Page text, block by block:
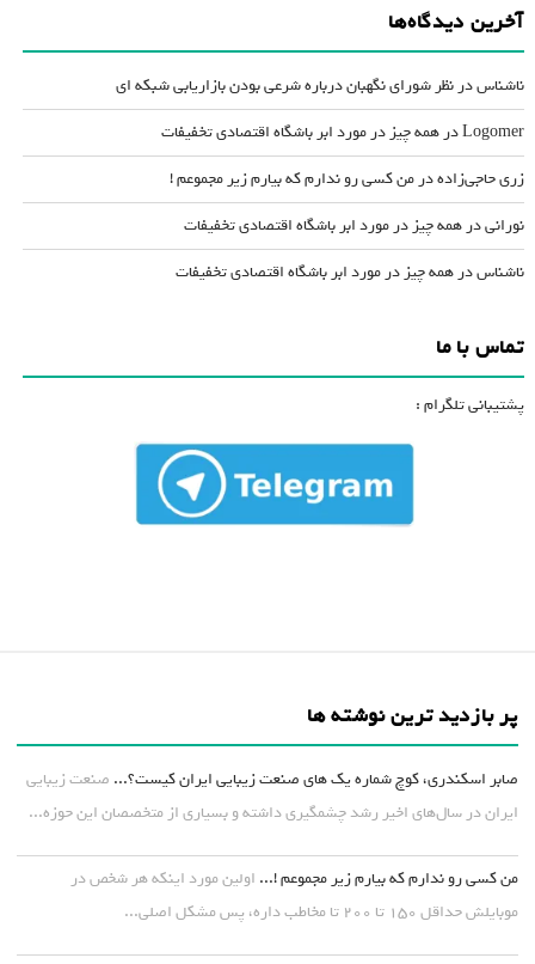
آخرین دیدگاه‌ها
ناشناسدرنظر شورای نگهبان درباره شرعی بودن بازاریابی شبکه ای
Logomerدرهمه چیز در مورد ابر باشگاه اقتصادی تخفیفات
زری حاجی‌زادهدرمن کسی رو ندارم که بیارم زیر مجموعم !
نورانیدرهمه چیز در مورد ابر باشگاه اقتصادی تخفیفات
ناشناسدرهمه چیز در مورد ابر باشگاه اقتصادی تخفیفات
تماس با ما
پشتیبانی تلگرام :
پر بازدید ترین نوشته ها
صابر اسکندری، کوچ شماره یک های صنعت زیبایی ایران کیست؟... صنعت زیبایی
ایران در سال‌های اخیر رشد چشمگیری داشته و بسیاری از متخصصان این حوزه...
من کسی رو ندارم که بیارم زیر مجموعم !... اولین مورد اینکه هر شخص در
موبایلش حداقل ۱۵۰ تا ۲۰۰ تا مخاطب داره، پس مشکل اصلی...